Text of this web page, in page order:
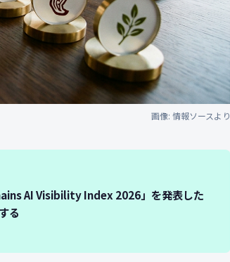
画像: 情報ソースより
AI Visibility Index 2026」を発表した
る